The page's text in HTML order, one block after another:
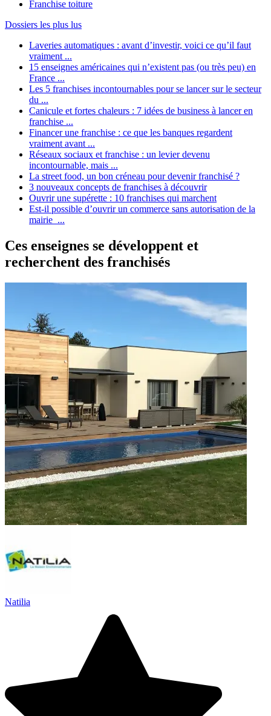
Franchise toiture
Dossiers les plus lus
Laveries automatiques : avant d’investir, voici ce qu’il faut
vraiment ...
15 enseignes américaines qui n’existent pas (ou très peu) en
France ...
Les 5 franchises incontournables pour se lancer sur le secteur
du ...
Canicule et fortes chaleurs : 7 idées de business à lancer en
franchise ...
Financer une franchise : ce que les banques regardent
vraiment avant ...
Réseaux sociaux et franchise : un levier devenu
incontournable, mais ...
La street food, un bon créneau pour devenir franchisé ?
3 nouveaux concepts de franchises à découvrir
Ouvrir une supérette : 10 franchises qui marchent
Est-il possible d’ouvrir un commerce sans autorisation de la
mairie ...
Ces enseignes se développent et
recherchent des franchisés
Natilia